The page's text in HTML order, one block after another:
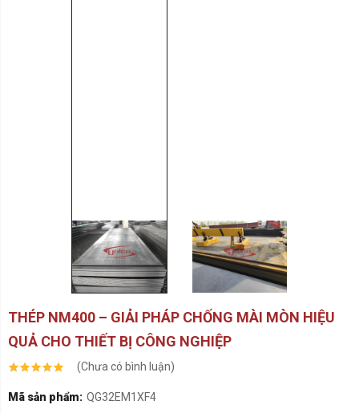
THÉP NM400 – GIẢI PHÁP CHỐNG MÀI MÒN HIỆU
QUẢ CHO THIẾT BỊ CÔNG NGHIỆP
(Chưa có bình luận)
Mã sản phẩm: QG32EM1XF4